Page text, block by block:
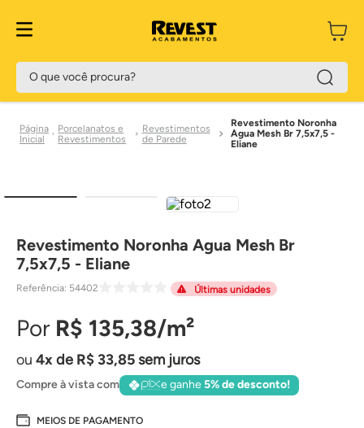
O que você procura?
Porcelanatos e
Revestimentos
Revestimentos
de Parede
Revestimento Noronha
Agua Mesh Br 7,5x7,5 -
Eliane
Revestimento Noronha Agua Mesh Br
7,5x7,5 - Eliane
Referência: 54402 Últimas unidades
R$ 135,38
4 de R$33,85sem juros
Compre à vista com e ganhe5% de desconto!
MEIOS DE PAGAMENTO